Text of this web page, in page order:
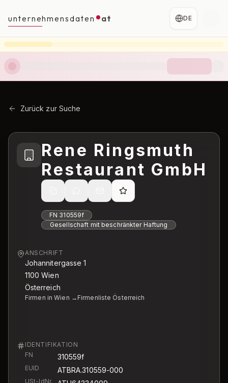
unternehmensdaten at DE
Zurück zur Suche
Rene Ringsmuth
Restaurant GmbH
FN 310559f
Gesellschaft mit beschränkter Haftung
ANSCHRIFT
Johannitergasse 1
1100Wien
Österreich
Firmen in Wien → Firmenliste Österreich
IDENTIFIKATION
FN
310559f
EUID ATBRA.310559-000
USt-IdNr.